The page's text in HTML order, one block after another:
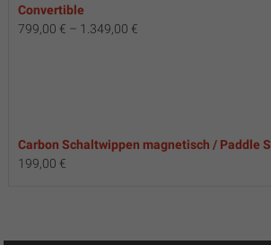
Convertible
799,00 € – 1.349,00 €
Carbon Schaltwippen magnetisch / Paddle
199,00 €